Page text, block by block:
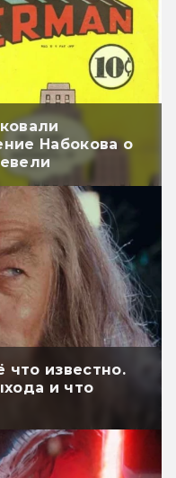
Набокова о
что известно.
и что